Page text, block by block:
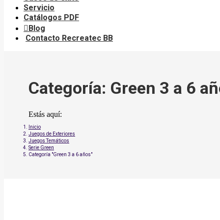
Servicio
Catálogos PDF
Blog
Contacto Recreatec BB
Categoría: Green 3 a 6
Estás aquí:
Inicio
Juegos de Exteriores
Juegos Temáticos
Serie Green
Categoría "Green 3 a 6 años"